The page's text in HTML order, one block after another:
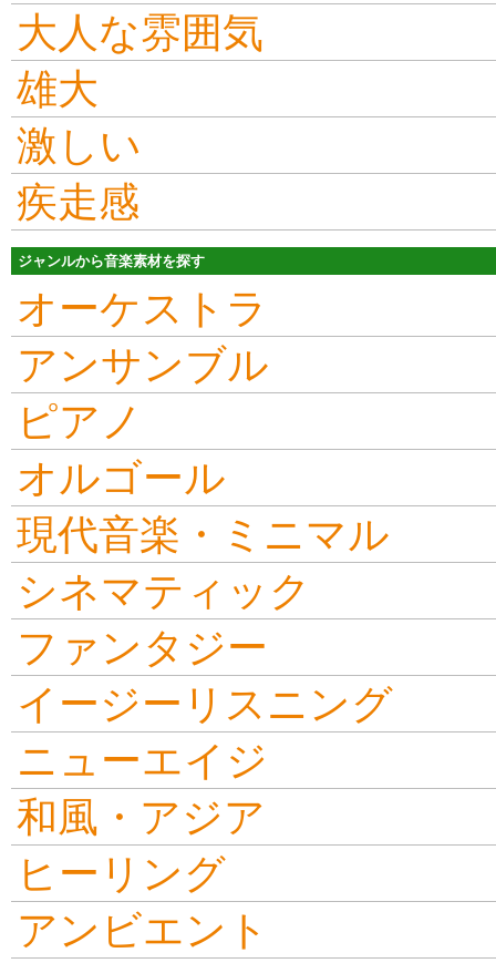
大人な雰囲気
雄大
激しい
疾走感
ジャンルから音楽素材を探す
オーケストラ
アンサンブル
ピアノ
オルゴール
現代音楽・ミニマル
シネマティック
ファンタジー
イージーリスニング
ニューエイジ
和風・アジア
ヒーリング
アンビエント